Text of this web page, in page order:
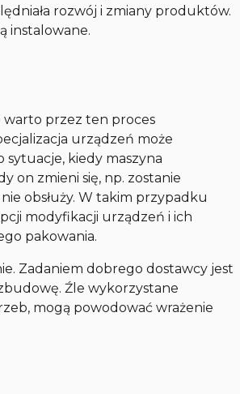
rozwój i zmiany produktów.
instalowane.
warto przez ten proces
urządzeń może
sytuacje, kiedy maszyna
on zmieni się, np. zostanie
obsłuży. W takim przypadku
modyfikacji urządzeń i ich
pakowania.
Zadaniem dobrego dostawcy jest
Źle wykorzystane
mogą powodować wrażenie